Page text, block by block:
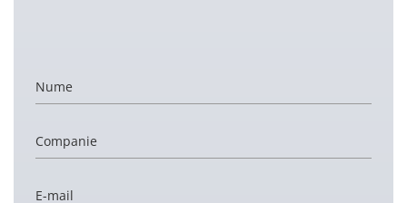
Nume
Companie
E-mail